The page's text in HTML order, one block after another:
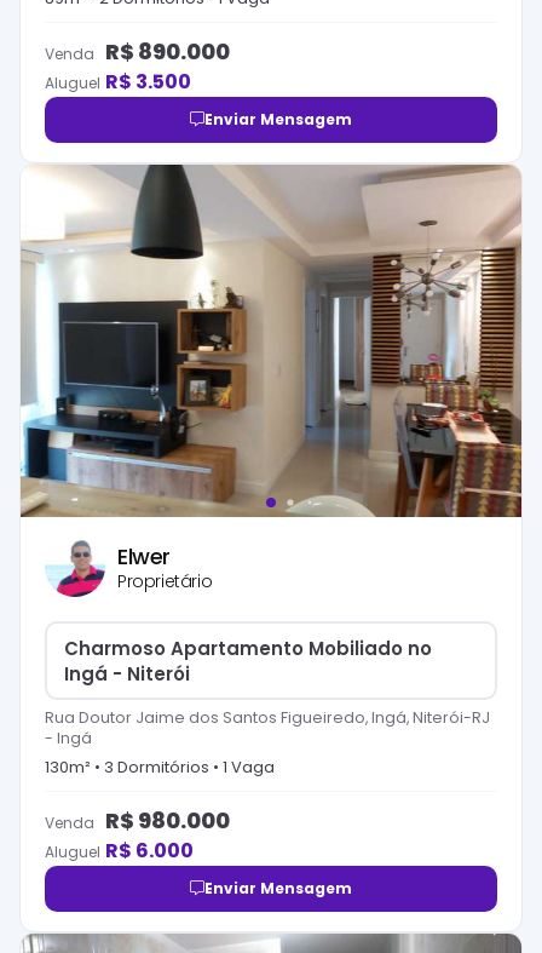
Venda R$ 890.000
Aluguel R$ 3.500
Enviar Mensagem
Elwer
Proprietário
Charmoso Apartamento Mobiliado no
Ingá - Niterói
Rua Doutor Jaime dos Santos Figueiredo, Ingá, Niterói-RJ
- Ingá
130m² • 3 Dormitórios • 1 Vaga
Venda R$ 980.000
Aluguel R$ 6.000
Enviar Mensagem